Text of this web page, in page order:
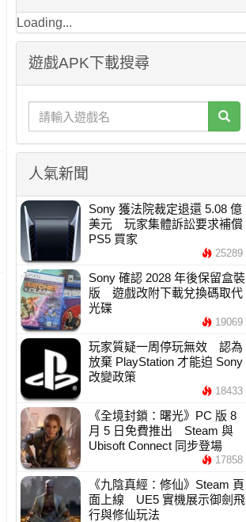
Loading...
遊戲APK下載搜尋
人氣新聞
Sony 獲法院裁定退還 5.08 億
美元 玩家集體訴訟要求補償
PS5 買家
25289
Sony 確認 2028 年後保留盒裝
版 遊戲改附下載兌換碼取代
光碟
19069
玩家質疑一周停玩無效 認為
放棄 PlayStation 才能迫 Sony
改變政策
18433
《全境封鎖：曙光》PC 版 8
月 5 日免費推出 Steam 與
Ubisoft Connect 同步登場
17858
《九陰真經：修仙》Steam 頁
面上線 UE5 實機展示御劍飛
行與修仙玩法